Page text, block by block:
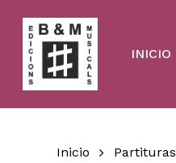
main
content
INICIO
Inicio Partituras